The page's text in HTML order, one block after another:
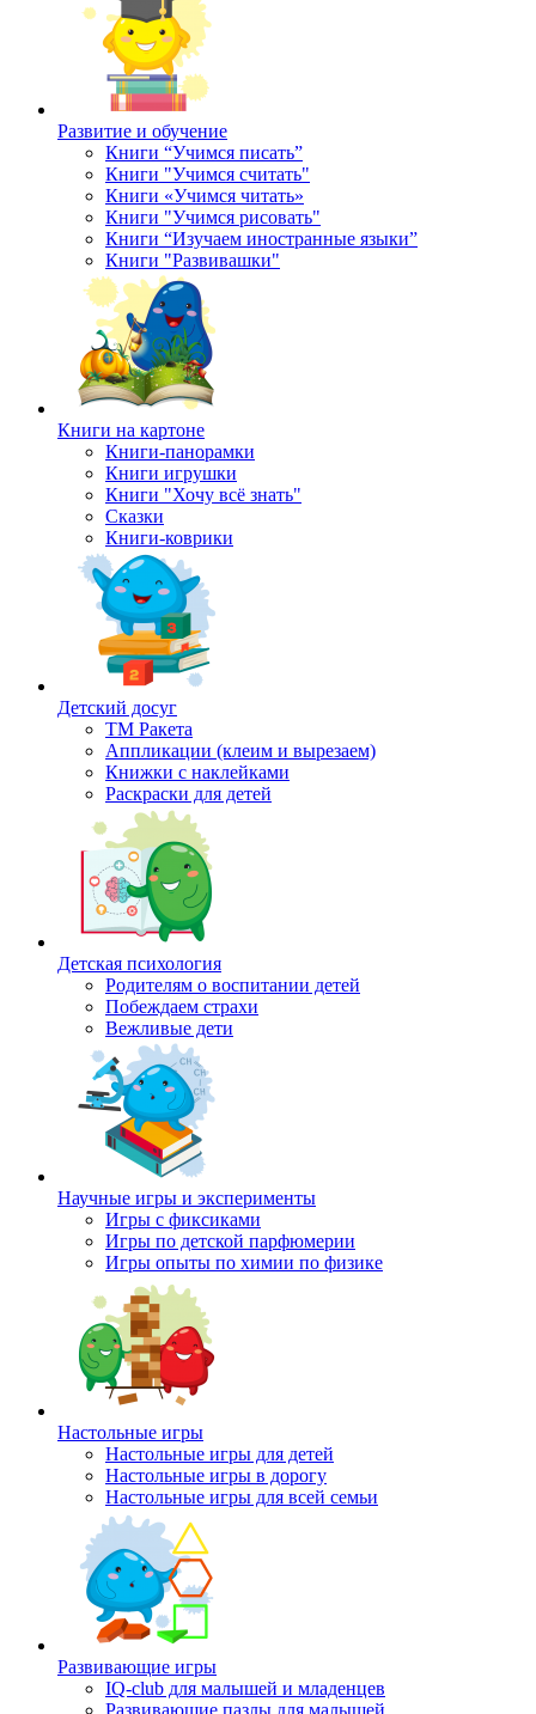
Развитие и обучение
Книги “Учимся писать”
Книги "Учимся считать"
Книги «Учимся читать»
Книги "Учимся рисовать"
Книги “Изучаем иностранные языки”
Книги "Развивашки"
Книги на картоне
Книги-панорамки
Книги игрушки
Книги "Хочу всё знать"
Сказки
Книги-коврики
Детский досуг
ТМ Ракета
Аппликации (клеим и вырезаем)
Книжки с наклейками
Раскраски для детей
Детская психология
Родителям о воспитании детей
Побеждаем страхи
Вежливые дети
Научные игры и эксперименты
Игры с фиксиками
Игры по детской парфюмерии
Игры опыты по химии по физике
Настольные игры
Настольные игры для детей
Настольные игры в дорогу
Настольные игры для всей семьи
Развивающие игры
IQ-club для малышей и младенцев
Развивающие пазлы для малышей